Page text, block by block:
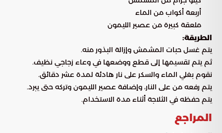
أربعة أكواب من الماء
ملعقة كبيرة من عصير الليمون
الطريقة:
يتم غسل حبات المشمش وإزالة البذور منه.
ثم يتم تقسيمها إلى قطع ووضعها في وعاء زجاجي نظيف.
نقوم بغلي الماء والسكر على نار هادئة لمدة عشر دقائق.
يتم رفعه من على النار، وإضافة عصير الليمون وتركه حتى يبرد.
يتم حفظه في الثلاجة أثناء مدة الاستخدام.
المراجع